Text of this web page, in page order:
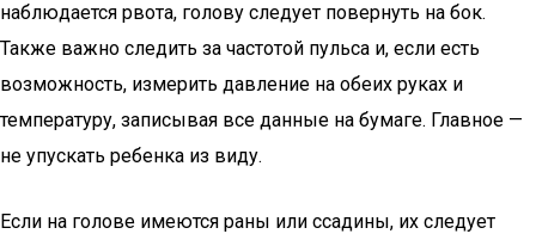
наблюдается рвота, голову следует повернуть на бок.
Также важно следить за частотой пульса и, если есть
возможность, измерить давление на обеих руках и
температуру, записывая все данные на бумаге. Главное —
не упускать ребенка из виду.
Если на голове имеются раны или ссадины, их следует